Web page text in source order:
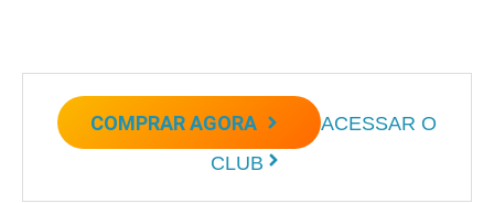
COMPRAR AGORA
ACESSAR O
CLUB